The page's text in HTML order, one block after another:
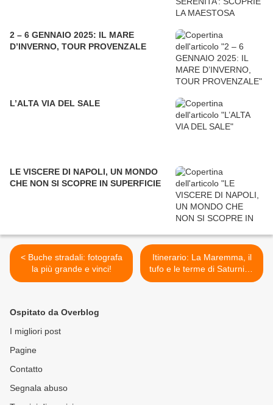
2 – 6 GENNAIO 2025: IL MARE
D’INVERNO, TOUR PROVENZALE
L’ALTA VIA DEL SALE
LE VISCERE DI NAPOLI, UN MONDO
CHE NON SI SCOPRE IN SUPERFICIE
< Buche stradali: fotografa
la più grande e vinci!
Itinerario: La Maremma, il
tufo e le terme di Saturnia (
1) >
Ospitato da Overblog
I migliori post
Pagine
Contatto
Segnala abuso